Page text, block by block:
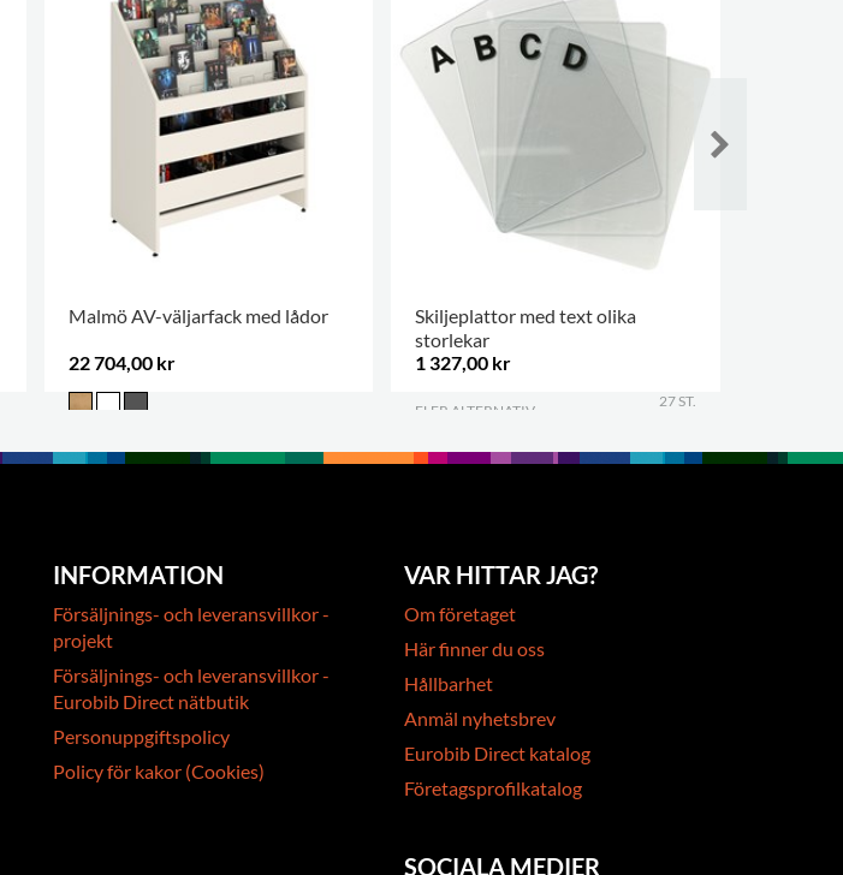
Malmö AV-väljarfack med lådor
22 704,00 kr
Skiljeplattor med text olika
storlekar
1 327,00 kr
FLER ALTERNATIV
27 ST.
INFORMATION
Försäljnings- och leveransvillkor -
projekt
Försäljnings- och leveransvillkor -
Eurobib Direct nätbutik
Personuppgiftspolicy
Policy för kakor (Cookies)
VAR HITTAR JAG?
Om företaget
Här finner du oss
Hållbarhet
Anmäl nyhetsbrev
Eurobib Direct katalog
Företagsprofilkatalog
SOCIALA MEDIER